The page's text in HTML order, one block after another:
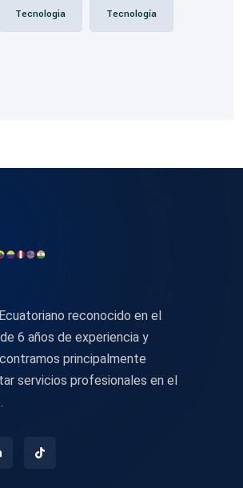
Tecnologia Tecnología
reconocido en el
6 años de experiencia y
principalmente
servicios profesionales en el